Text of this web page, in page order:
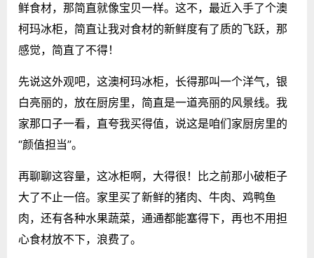
鲜食材，那简直就像宝贝一样。这不，最近入手了个澳
柯玛冰柜，简直让我对食材的新鲜度有了质的飞跃，那
感觉，简直了不得！
先说这外观吧，这澳柯玛冰柜，长得那叫一个洋气，银
白亮丽的，放在厨房里，简直是一道亮丽的风景线。我
家那口子一看，直夸我买得值，说这是咱们家厨房里的
“颜值担当”。
再聊聊这容量，这冰柜啊，大得很！比之前那小破柜子
大了不止一倍。家里买了新鲜的猪肉、牛肉、鸡鸭鱼
肉，还有各种水果蔬菜，通通都能塞得下，再也不用担
心食材放不下，浪费了。